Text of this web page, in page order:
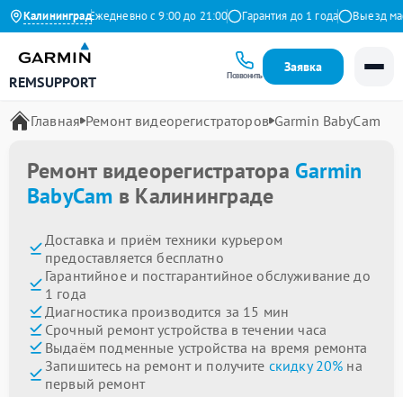
Калининград
на Яндекс Ежедневно с 9:00 до 21:00 Гарантия до 1 года Выезд
REMSUPPORT Позвонить
Заявка
Главная Ремонт видеорегистраторов Garmin BabyCam
Ремонт видеорегистратора Garmin
BabyCam в Калининграде
Доставка и приём техники курьером
предоставляется бесплатно
Гарантийное и постгарантийное обслуживание до
1 года
Диагностика производится за 15 мин
Срочный ремонт устройства в течении часа
Выдаём подменные устройства на время ремонта
Запишитесь на ремонт и получите скидку 20% на
первый ремонт